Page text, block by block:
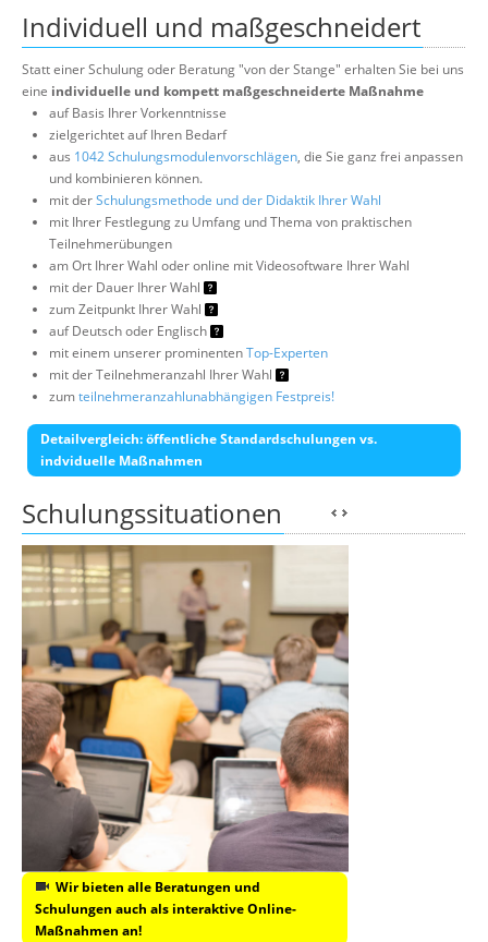
Individuell und maßgeschneidert
Statt einer Schulung oder Beratung "von der Stange" erhalten Sie bei uns
eine individuelle und kompett maßgeschneiderte Maßnahme
auf Basis Ihrer Vorkenntnisse
zielgerichtet auf Ihren Bedarf
aus 1042 Schulungsmodulenvorschlägen, die Sie ganz frei anpassen
und kombinieren können.
mit derSchulungsmethode und der Didaktik Ihrer Wahl
mit Ihrer Festlegung zu Umfang und Thema von praktischen
Teilnehmerübungen
am Ort Ihrer Wahl oder online mit Videosoftware Ihrer Wahl
mit der Dauer Ihrer Wahl
zum Zeitpunkt Ihrer Wahl
auf Deutsch oder Englisch
mit einem unserer prominentenTop-Experten
mit der Teilnehmeranzahl Ihrer Wahl
zumteilnehmeranzahlunabhängigen Festpreis!
Detailvergleich: öffentliche Standardschulungen vs.
indviduelle Maßnahmen
Schulungssituationen
Wir bieten alle Beratungen und
Schulungen auch als interaktive Online-
Maßnahmen an!